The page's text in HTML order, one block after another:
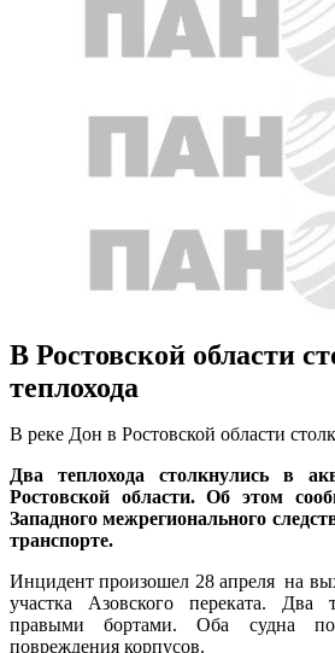
В Ростовской области
теплохода
В реке Дон в Ростовской области
Два теплохода столкнулись в
Ростовской области. Об этом
Западного межрегионального
транспорте.
Инцидент произошел 28 апреля на
участка Азовского переката. Два
правыми бортами. Оба судна
повреждения корпусов.